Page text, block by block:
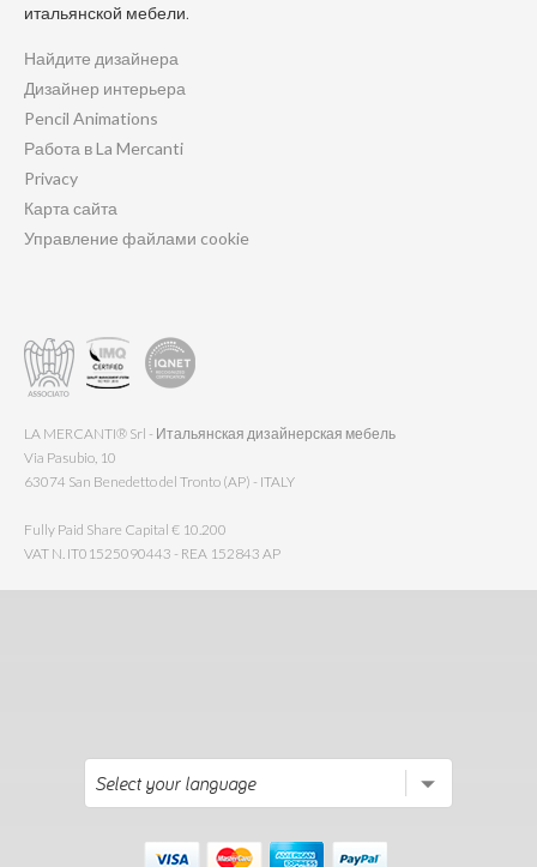
итальянской мебели.
Найдите дизайнера
Дизайнер интерьера
Pencil Animations
Работа в La Mercanti
Privacy
Карта сайта
Управление файлами cookie
LA MERCANTI® Srl - Итальянская дизайнерская мебель
Via Pasubio, 10
63074 San Benedetto del Tronto (AP) - ITALY
Fully Paid Share Capital € 10.200
VAT N. IT01525090443 - REA 152843 AP